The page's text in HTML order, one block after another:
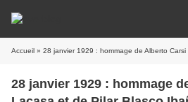
Accueil » 28 janvier 1929 : hommage de Alberto Carsi Lacasa et de Pilar Blasco
28 janvier 1929 : hommage